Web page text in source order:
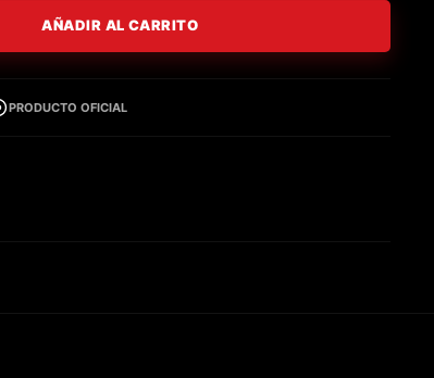
AÑADIR AL CARRITO
PRODUCTO OFICIAL